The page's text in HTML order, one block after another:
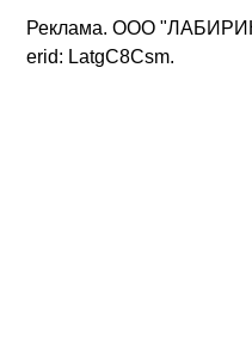
Реклама. ООО
erid: LatgC8Csm.